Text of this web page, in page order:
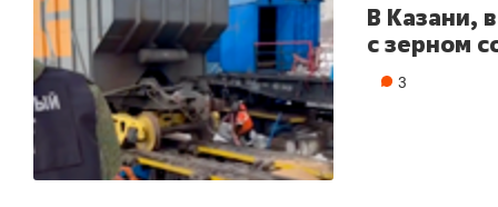
В Казани,
с зерном
3